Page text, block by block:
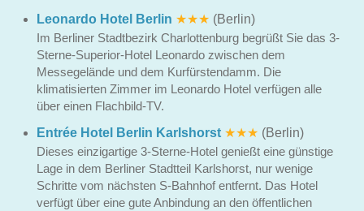
Leonardo Hotel Berlin ★★★ (Berlin)
Im Berliner Stadtbezirk Charlottenburg begrüßt Sie das 3-
Sterne-Superior-Hotel Leonardo zwischen dem
Messegelände und dem Kurfürstendamm. Die
klimatisierten Zimmer im Leonardo Hotel verfügen alle
über einen Flachbild-TV.
Entrée Hotel Berlin Karlshorst ★★★ (Berlin)
Dieses einzigartige 3-Sterne-Hotel genießt eine günstige
Lage in dem Berliner Stadtteil Karlshorst, nur wenige
Schritte vom nächsten S-Bahnhof entfernt. Das Hotel
verfügt über eine gute Anbindung an den öffentlichen